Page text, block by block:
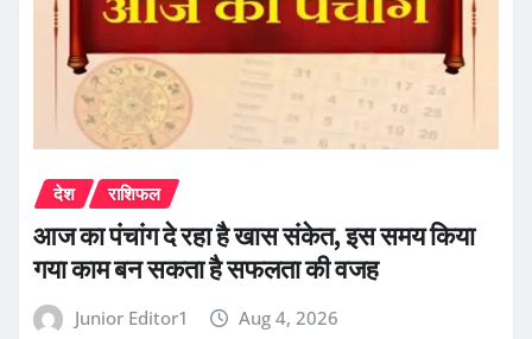
देश राशिफल
आज का पंचांग दे रहा है खास संकेत, इस समय किया
गया काम बन सकता है सफलता की वजह
Junior Editor1 Aug 4, 2026